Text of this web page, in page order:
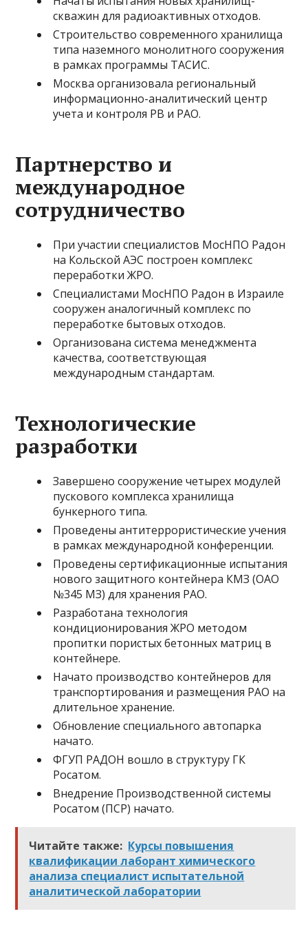
скважин для радиоактивных отходов.
Строительство современного хранилища
типа наземного монолитного сооружения
в рамках программы ТАСИС.
Москва организовала региональный
информационно-аналитический центр
учета и контроля РВ и РАО.
Партнерство и
международное
сотрудничество
При участии специалистов МосНПО Радон
на Кольской АЭС построен комплекс
переработки ЖРО.
Специалистами МосНПО Радон в Израиле
сооружен аналогичный комплекс по
переработке бытовых отходов.
Организована система менеджмента
качества, соответствующая
международным стандартам.
Технологические
разработки
Завершено сооружение четырех модулей
пускового комплекса хранилища
бункерного типа.
Проведены антитеррористические учения
в рамках международной конференции.
Проведены сертификационные испытания
нового защитного контейнера КМЗ (ОАО
№345 МЗ) для хранения РАО.
Разработана технология
кондиционирования ЖРО методом
пропитки пористых бетонных матриц в
контейнере.
Начато производство контейнеров для
транспортирования и размещения РАО на
длительное хранение.
Обновление специального автопарка
начато.
ФГУП РАДОН вошло в структуру ГК
Росатом.
Внедрение Производственной системы
Росатом (ПСР) начато.
Читайте также: Курсы повышения
квалификации лаборант химического
анализа специалист испытательной
аналитической лаборатории